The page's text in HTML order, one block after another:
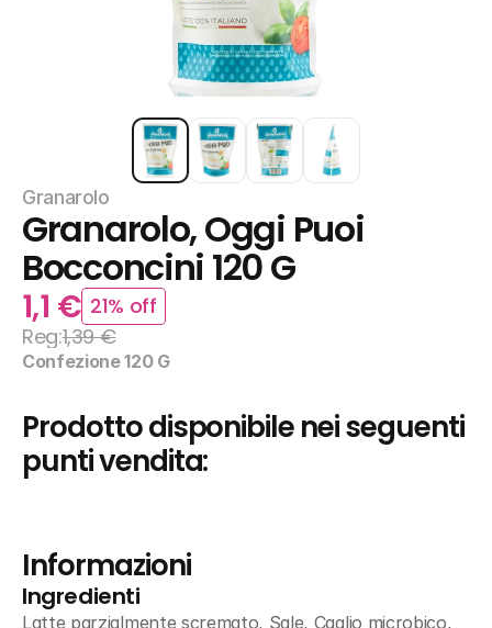
Granarolo
Granarolo, Oggi Puoi
Bocconcini 120 G
1,1 € 21% off
Reg:1,39 €
Confezione 120 G
Prodotto disponibile nei seguenti
punti vendita:
Informazioni
Ingredienti
Latte parzialmente scremato, Sale, Caglio microbico,